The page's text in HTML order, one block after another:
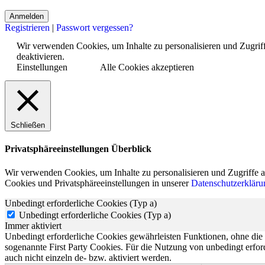
Registrieren | Passwort vergessen?
Wir verwenden Cookies, um Inhalte zu personalisieren und
deaktivieren.
Einstellungen
Alle Cookies akzeptieren
Schließen
Privatsphäreeinstellungen Überblick
Wir verwenden Cookies, um Inhalte zu personalisieren und Zugriffe
Cookies und Privatsphäreeinstellungen in unserer
Unbedingt erforderliche Cookies (Typ a)
Unbedingt erforderliche Cookies (Typ a)
Immer aktiviert
Unbedingt erforderliche Cookies gewährleisten Funktionen, ohne
sogenannte First Party Cookies. Für die Nutzung von unbedingt
auch nicht einzeln de- bzw. aktiviert werden.